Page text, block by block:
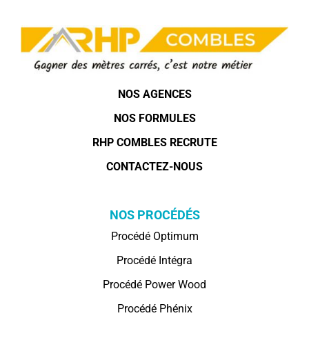
NOS AGENCES
NOS FORMULES
RHP COMBLES RECRUTE
CONTACTEZ-NOUS
NOS PROCÉDÉS
Procédé Optimum
Procédé Intégra
Procédé Power Wood
Procédé Phénix